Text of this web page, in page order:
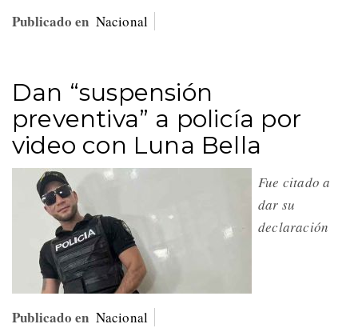
Publicado en Nacional
Dan “suspensión
preventiva” a policía por
video con Luna Bella
Fue citado a
dar su
declaración
Publicado en Nacional